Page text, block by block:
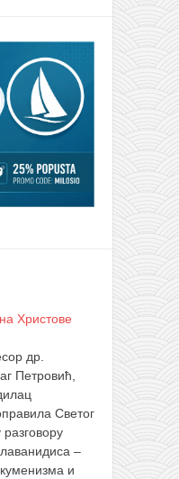
Христове
др.
Петровић,
Светог
–
и